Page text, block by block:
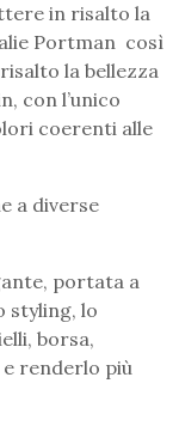
in risalto la
Portman così
la bellezza
con l’unico
coerenti alle
a diverse
portata a
styling, lo
borsa,
renderlo più